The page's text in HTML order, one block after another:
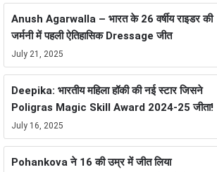
Anush Agarwalla – भारत के 26 वर्षीय राइडर की
जर्मनी में पहली ऐतिहासिक Dressage जीत
July 21, 2025
Deepika: भारतीय महिला हॉकी की नई स्टार जिसने
Poligras Magic Skill Award 2024-25 जीता!
July 16, 2025
Pohankova ने 16 की उम्र में जीत लिया